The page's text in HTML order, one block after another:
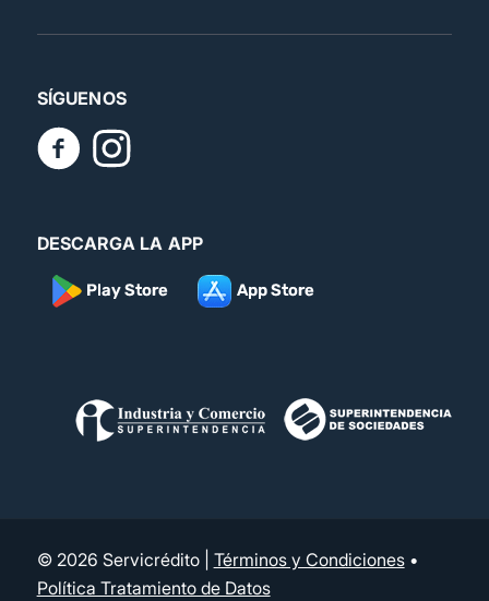
SÍGUENOS
DESCARGA LA APP
© 2026 Servicrédito | Términos y Condiciones•
Política Tratamiento de Datos